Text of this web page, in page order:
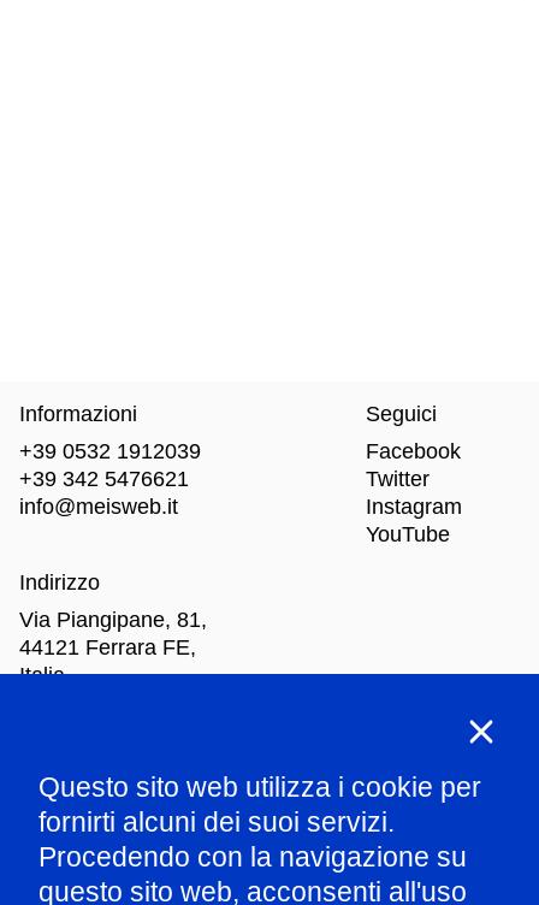
Questo sito web utilizza i cookie per
fornirti alcuni dei suoi servizi.
Procedendo con la navigazione su
questo sito web, acconsenti all'uso
Informazioni
+39 0532 1912039
+39 342 5476621
info@meisweb.it
Indirizzo
Via Piangipane, 81,
44121 Ferrara FE,
Italia
Seguici
Facebook
Twitter
Instagram
YouTube
Mar-Dom: dalle 10.00 alle 18.00
Parla con il nostro staff